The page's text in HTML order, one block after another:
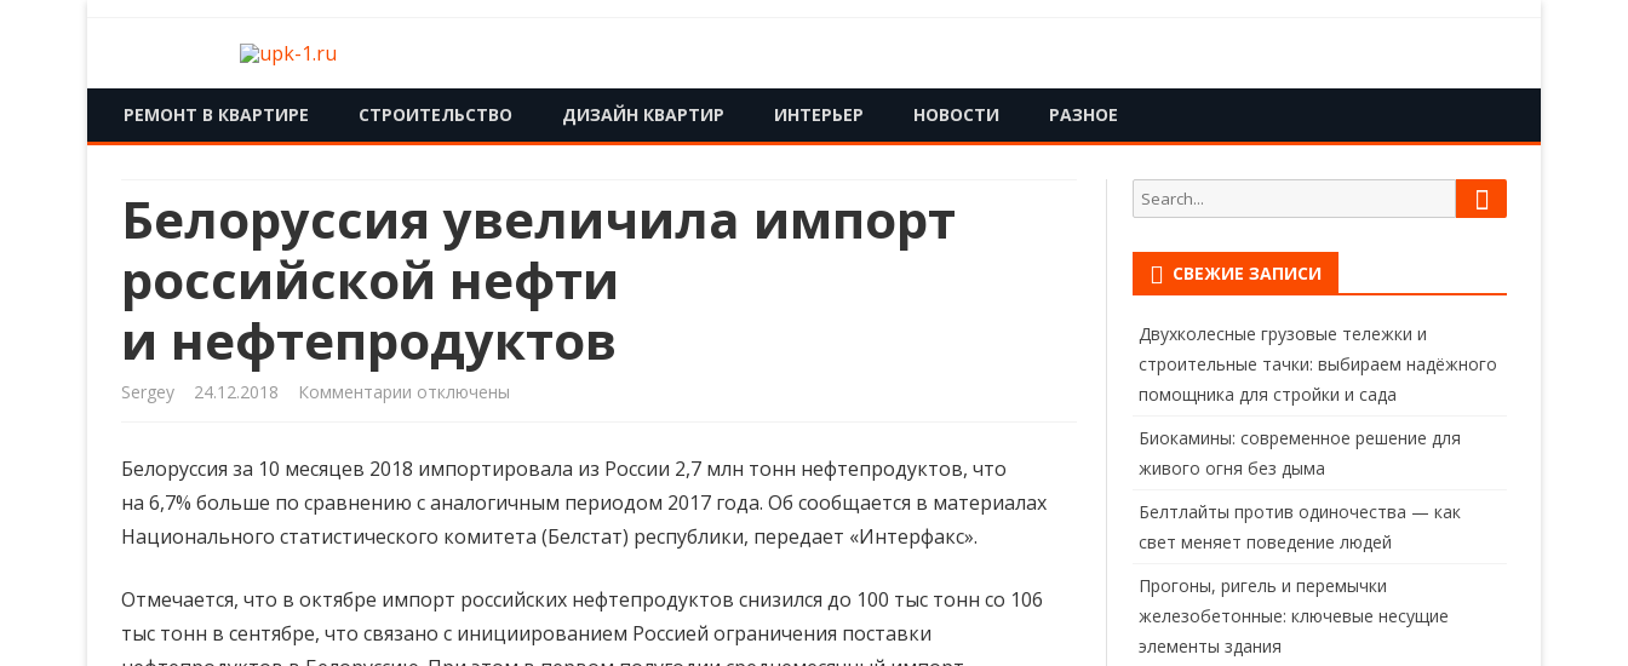
to
content
РЕМОНТ В КВАРТИРЕ СТРОИТЕЛЬСТВО ДИЗАЙН КВАРТИР ИНТЕРЬЕР НОВОСТИ РАЗНОЕ
Белоруссия увеличила импорт
российской нефти
и нефтепродуктов
Sergey 24.12.2018 Комментарии к
Белоруссия
увеличила
российской
нефти
отключены
Белоруссия за 10 месяцев 2018 импортировала из России 2,7 млн тонн нефтепродуктов, что
на 6,7% больше по сравнению с аналогичным периодом 2017 года. Об сообщается в материалах
Национального статистического комитета (Белстат) республики, передает «Интерфакс».
Отмечается, что в октябре импорт российских нефтепродуктов снизился до 100 тыс тонн со 106
тыс тонн в сентябре, что связано с инициированием Россией ограничения поставки
Search
for:
Search
СВЕЖИЕ ЗАПИСИ
Двухколесные грузовые тележки и
строительные тачки: выбираем надёжного
помощника для стройки и сада
Биокамины: современное решение для
живого огня без дыма
Белтлайты против одиночества — как
свет меняет поведение людей
Прогоны, ригель и перемычки
железобетонные: ключевые несущие
элементы здания